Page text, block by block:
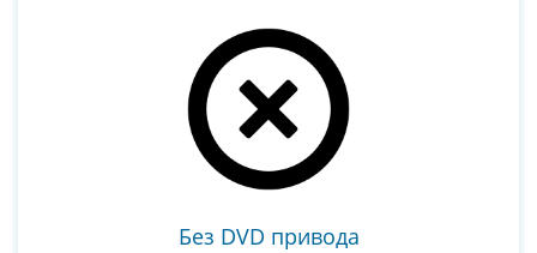
Без DVD привода